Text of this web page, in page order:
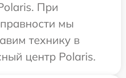
При
мы
технику в
центр Polaris.